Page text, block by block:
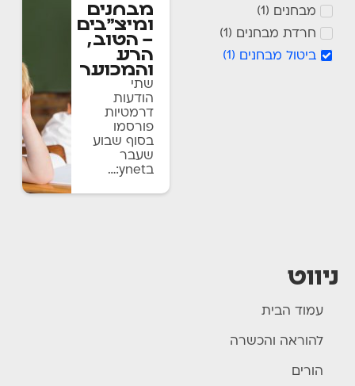
מבחנים (
1
)
חרדת מבחנים (
1
)
ביטול מבחנים (
1
)
מבחנים
ומיצ"בים
– הטוב,
הרע
והמכוער
שתי
הודעות
דרמטיות
פורסמו
בסוף שבוע
שעבר
בynet:…
ניווט
עמוד הבית
להוראה והכשרה
הורים